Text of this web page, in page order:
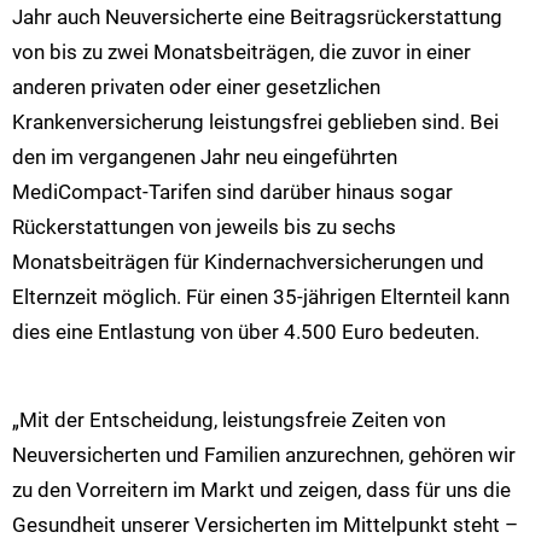
Jahr auch Neuversicherte eine Beitragsrückerstattung
von bis zu zwei Monatsbeiträgen, die zuvor in einer
anderen privaten oder einer gesetzlichen
Krankenversicherung leistungsfrei geblieben sind. Bei
den im vergangenen Jahr neu eingeführten
MediCompact-Tarifen sind darüber hinaus sogar
Rückerstattungen von jeweils bis zu sechs
Monatsbeiträgen für Kindernachversicherungen und
Elternzeit möglich. Für einen 35-jährigen Elternteil kann
dies eine Entlastung von über 4.500 Euro bedeuten.
„Mit der Entscheidung, leistungsfreie Zeiten von
Neuversicherten und Familien anzurechnen, gehören wir
zu den Vorreitern im Markt und zeigen, dass für uns die
Gesundheit unserer Versicherten im Mittelpunkt steht –